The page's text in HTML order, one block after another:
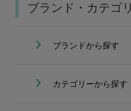
ブランド・カテゴ
ブランドから探す
カテゴリーから探す